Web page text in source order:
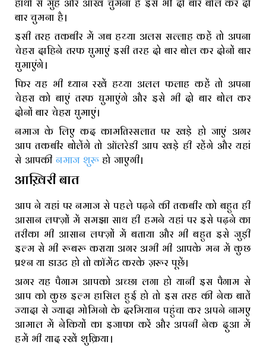
बार चुमना है।
इसी तरह तकबीर में जब हय्या अलस सल्लाह कहें तो अपना
चेहरा दाहिने तरफ घुमाएं इसी तरह दो बार बोल कर दोनों बार
घुमाएंगे।
फिर यह भी ध्यान रखें हय्या अलल फलाह कहें तो अपना
चेहरा को बाएं तरफ घुमाएंगे और इसे भी दो बार बोल कर
दोनों बार चेहरा घुमाएं।
नमाज के लिए कद कामतिस्सलात पर खड़े हो जाएं अगर
आप तकबीर बोलेंगे तो ऑलरेडी आप खड़े ही रहेंगे और यहां
से आपकीनमाज शुरूहो जाएगी।
आख़िरी बात
आप ने यहां पर नमाज से पहले पढ़ने की तकबीर को बहुत ही
आसान लफ्ज़ों में समझा साथ ही हमने यहां पर इसे पढ़ने का
तरीका भी आसान लफ्ज़ों में बताया और भी बहुत इसे जुड़ी
इल्म से भी रूबरू कराया अगर अभी भी आपके मन में कुछ
प्रश्न या डाउट हो तो कॉमेंट करके ज़रूर पूछें।
अगर यह पैगाम आपको अच्छा लगा हो यानी इस पैगाम से
आप को कुछ इल्म हासिल हुई हो तो इस तरह की नेक बातें
ज्यादा से ज्यादा मोमिनो के दरमियान पहुंचा कर अपने नामए
आमाल में नेकियों का इजाफा करें और अपनी नेक दुआ में
हमें भी याद रखें शुक्रिया।